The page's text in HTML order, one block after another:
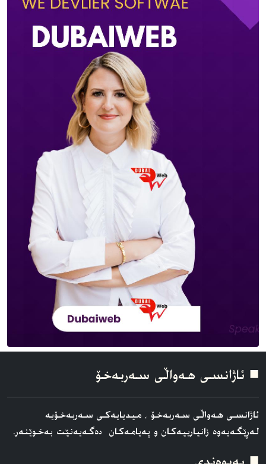
■ ئاژانسی هه‌واڵی سه‌ربه‌خۆ
ئاژانسی هه‌واڵی سه‌ربه‌خۆ ، میدیایەکی سەربەخۆیە
لەڕێگەیەوە زانیارییەکان و پەیامەکان دەگەیەنێت بەخوێنەر.